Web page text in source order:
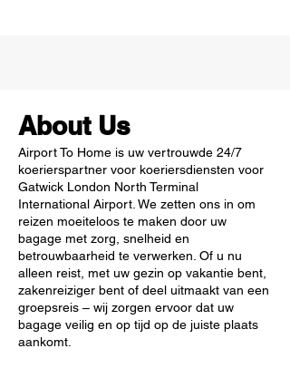
About Us
Airport To Home is uw vertrouwde 24/7
koerierspartner voor koeriersdiensten voor
Gatwick London North Terminal
International Airport. We zetten ons in om
reizen moeiteloos te maken door uw
bagage met zorg, snelheid en
betrouwbaarheid te verwerken. Of u nu
alleen reist, met uw gezin op vakantie bent,
zakenreiziger bent of deel uitmaakt van een
groepsreis – wij zorgen ervoor dat uw
bagage veilig en op tijd op de juiste plaats
aankomt.